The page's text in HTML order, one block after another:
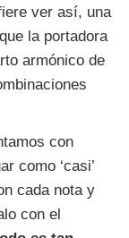
ver así, una
la portadora
armónico de
con
como ‘casi’
cada nota y
con el